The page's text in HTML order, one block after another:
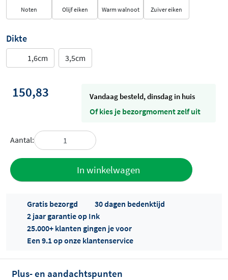
Noten Olijf eiken Warm walnoot Zuiver eiken
Dikte
1,6cm 3,5cm
150,83 vandaag besteld, dinsdag in huis
Of kies je bezorgmoment zelf uit
Aantal:
In winkelwagen
Offertes
Gratis bezorgd
30 dagen bedenktijd
2 jaar garantie op Ink
25.000+ klanten gingen je voor
Een 9.1 op onze klantenservice
Plus- en aandachtspunten